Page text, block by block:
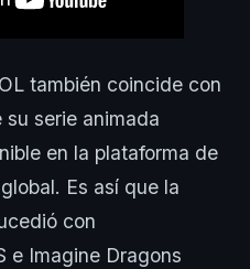
también coincide con
serie animada
en la plataforma de
Es así que la
con
e Imagine Dragons